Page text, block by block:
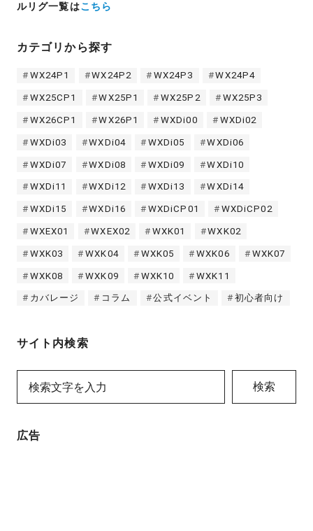
ルリグ一覧はこちら
カテゴリから探す
WX24P1 WX24P2 WX24P3 WX24P4
WX25CP1 WX25P1 WX25P2 WX25P3
WX26CP1 WX26P1 WXDi00 WXDi02
WXDi03 WXDi04 WXDi05 WXDi06
WXDi07 WXDi08 WXDi09 WXDi10
WXDi11 WXDi12 WXDi13 WXDi14
WXDi15 WXDi16 WXDiCP01 WXDiCP02
WXEX01 WXEX02 WXK01 WXK02
WXK03 WXK04 WXK05 WXK06 WXK07
WXK08 WXK09 WXK10 WXK11
カバレージ コラム 公式イベント 初心者向け
サイト内検索
検索
広告